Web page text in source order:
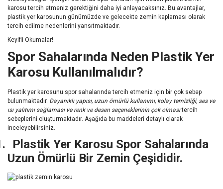
karosu tercih etmeniz gerektiğini daha iyi anlayacaksınız. Bu avantajlar,
plastik yer karosunun günümüzde ve gelecekte zemin kaplaması olarak
tercih edilme nedenlerini yansıtmaktadır.
Keyifli Okumalar!
Spor Sahalarında Neden Plastik Yer
Karosu Kullanılmalıdır?
Plastik yer karosunu spor sahalarında tercih etmeniz için bir çok sebep
bulunmaktadır. Dayanıklı yapısı, uzun ömürlü kullanımı, kolay temizliği, ses ve
ısı yalıtımı sağlaması ve renk ve desen seçeneklerinin çok olmasıtercih
sebeplerini oluşturmaktadır. Aşağıda bu maddeleri detaylı olarak
inceleyebilirsiniz.
Plastik Yer Karosu Spor Sahalarında
Uzun Ömürlü Bir Zemin Çeşididir.